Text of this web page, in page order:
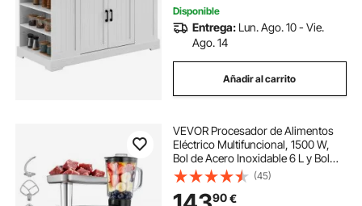
Disponible
Entrega: Lun. Ago. 10 - Vie.
Ago. 14
Añadir al carrito
VEVOR Procesador de Alimentos
Eléctrico Multifuncional, 1500 W,
Bol de Acero Inoxidable 6 L y Bol
para Mezclar 1,5 L, con 6
Velocidades + P, Gancho para
Amasar, Batidor de Varillas y El
(45)
90€